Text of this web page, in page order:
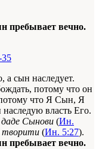
пребывает вечно.
а сын наследует.
потому что он
что Я Сын, Я
власть Его.
даде Сынови (Ин.
творити (Ин. 5:27).
пребывает вечно.